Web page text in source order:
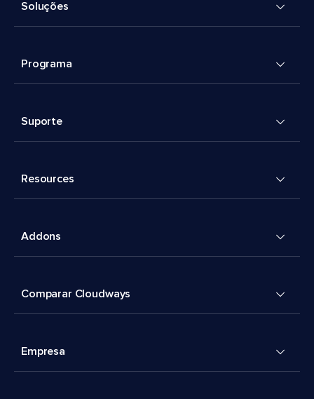
Soluções
Programa
Suporte
Resources
Addons
Comparar Cloudways
Empresa